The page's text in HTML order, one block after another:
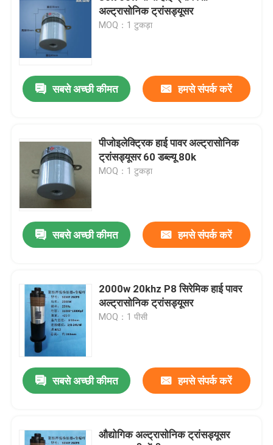
संपर्क करें
एक उद्धरण का अनुरोध करें
अल्ट्रासोनिक सफाई ट्रांसड्यूसर
बहु आवृत्ति अल्ट्रासोनिक ट्रांसड्यूसर
Immersible अल्ट्रासोनिक ट्रांसड्यूसर
अल्ट्रासोनिक आवृत्ति जनरेटर
अल्ट्रासोनिक सफाई मशीन
अल्ट्रासोनिक सेल विघटनकारी
अल्ट्रासोनिक रिएक्टर
अल्ट्रासोनिक ट्रांसड्यूसर
MOQ：1 टुकड़ा
सबसे अच्छी कीमत हमसे संपर्क करें
पीजोइलेक्ट्रिक हाई पावर अल्ट्रासोनिक
ट्रांसड्यूसर 60 डब्ल्यू 80k
MOQ：1 टुकड़ा
सबसे अच्छी कीमत हमसे संपर्क करें
2000w 20khz P8 सिरेमिक हाई पावर
अल्ट्रासोनिक ट्रांसड्यूसर
MOQ：1 पीसी
सबसे अच्छी कीमत हमसे संपर्क करें
औद्योगिक अल्ट्रासोनिक ट्रांसड्यूसर